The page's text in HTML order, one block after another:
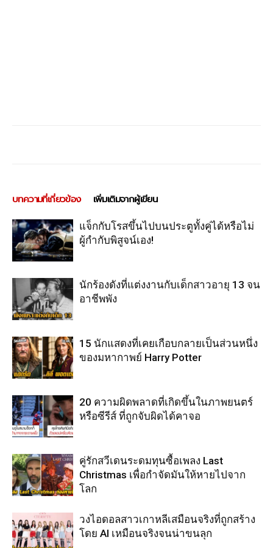
บทความที่เกี่ยวข้อง เพิ่มเติมจากผู้เขียน
แจ็กกับโรสขึ้นไปบนประตูทั้งคู่ได้หรือไม่
ผู้กำกับพิสูจน์เอง!
นักร้องดังที่แต่งงานกับเด็กสาวอายุ 13 จน
อาชีพพัง
15 นักแสดงที่เคยเกือบกลายเป็นส่วนหนึ่ง
ของมหากาพย์ Harry Potter
20 ความผิดพลาดที่เกิดขึ้นในภาพยนตร์
หรือซีรีส์ ที่ถูกจับผิดได้คาจอ
คู่รักสวีเดนระดมทุนซื้อเพลง Last
Christmas เพื่อกำจัดมันให้หายไปจาก
โลก
วงไอดอลสาวเกาหลีเสมือนจริงที่ถูกสร้าง
โดย AI เหมือนจริงจนน่าขนลุก